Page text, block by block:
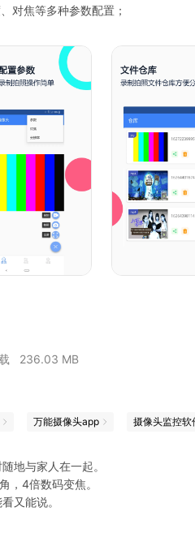
对焦等多种参数配置；
直接预览与管理分享；
频采集卡、ms2131视频采集卡、
摄像头以及采集卡。
236.03 MB
万能摄像头app 摄像头监控软
地与家人在一起。
，4倍数码变焦。
又能说。